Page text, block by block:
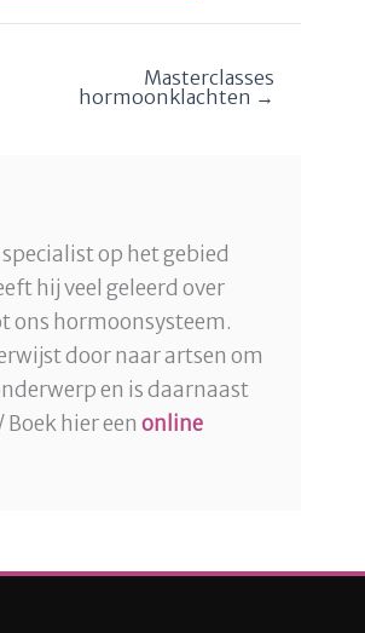
Masterclasses
hormoonklachten →
op het gebied
hij veel geleerd over
ons hormoonsysteem.
door naar artsen om
en is daarnaast
hier een online